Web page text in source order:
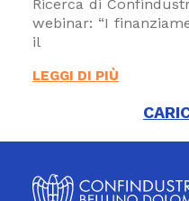
Ricerca di
webinar: “I
il
LEGGI DI PIÙ